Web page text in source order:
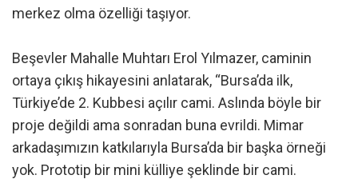
merkez olma özelliği taşıyor.
Beşevler Mahalle Muhtarı Erol Yılmazer, caminin
ortaya çıkış hikayesini anlatarak, “Bursa’da ilk,
Türkiye’de 2. Kubbesi açılır cami. Aslında böyle bir
proje değildi ama sonradan buna evrildi. Mimar
arkadaşımızın katkılarıyla Bursa’da bir başka örneği
yok. Prototip bir mini külliye şeklinde bir cami.